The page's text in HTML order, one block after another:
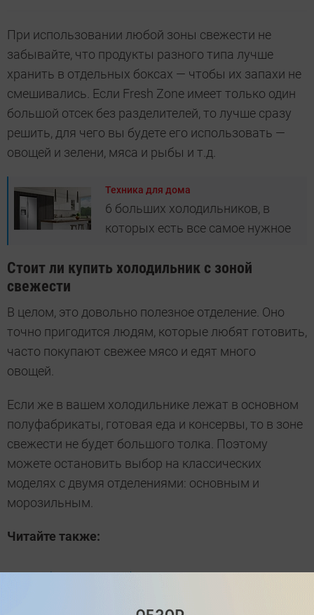
При использовании любой зоны свежести не
забывайте, что продукты разного типа лучше
хранить в отдельных боксах — чтобы их запахи не
смешивались. Если Fresh Zone имеет только один
большой отсек без разделителей, то лучше сразу
решить, для чего вы будете его использовать —
овощей и зелени, мяса и рыбы и т.д.
Техника для дома
6 больших холодильников, в
которых есть все самое нужное
Стоит ли купить холодильник с зоной
свежести
В целом, это довольно полезное отделение. Оно
точно пригодится людям, которые любят готовить,
часто покупают свежее мясо и едят много
овощей.
Если же в вашем холодильнике лежат в основном
полуфабрикаты, готовая еда и консервы, то в зоне
свежести не будет большого толка. Поэтому
можете остановить выбор на классических
моделях с двумя отделениями: основным и
морозильным.
Читайте также:
Выбираем смартфон с хорошей камерой: